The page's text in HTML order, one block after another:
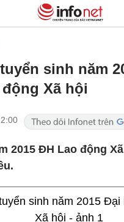
sinh năm
Xã hội
2015 ĐH Lao động